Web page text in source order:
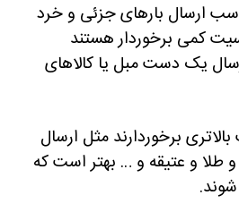
ارسال بارهای جزئی و خرد
کمی برخوردار هستند
یک دست مبل یا کالاهای
برخوردارند مثل ارسال
و طلا و عتیقه و … بهتر است که